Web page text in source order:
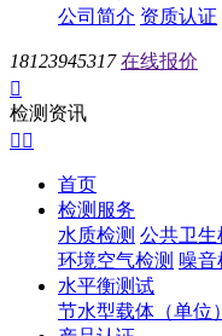
公司简介 资质认证
18123945317 在线报价

检测资讯
 
首页
检测服务
水质检测 公共卫生
环境空气检测 噪音
水平衡测试
节水型载体（单位